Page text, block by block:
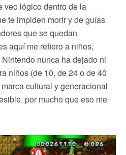
veo lógico dentro de la
te impiden morir y de guías
que se quedan
aquí me refiero a niños,
nunca ha dejado ni
niños (de 10, de 24 o de 40
cultural y generacional
por mucho que eso me